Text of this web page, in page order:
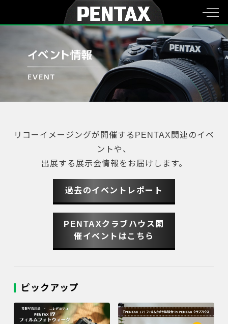
リコーイメージングが開催するPENTAX関連のイベ
ントや、
出展する展示会情報をお届けします。
過去のイベントレポート
PENTAXクラブハウス開
催イベントはこちら
ピックアップ